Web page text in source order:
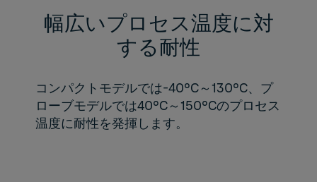
幅広いプロセス温度に対
する耐性
コンパクトモデルでは-40°C～130°C、プ
ローブモデルでは40°C～150°Cのプロセス
温度に耐性を発揮します。